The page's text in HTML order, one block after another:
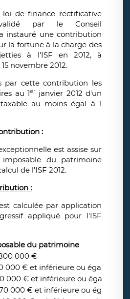
de finance rectificative
par le Conseil
instauré une contribution
la fortune à la charge des
à l'ISF en 2012, à
novembre 2012.
par cette contribution les
au 1er janvier 2012 d'un
au moins égal à 1
:
est assise sur
du patrimoine
de l'ISF 2012.
:
calculée par application
appliqué pour l'ISF
du patrimoine
000 €
000 € et inférieure ou égale à 1
000 € et inférieure ou égale à 2
000 € et inférieure ou égale à 4